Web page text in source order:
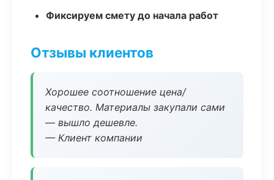
Фиксируем смету до начала работ
Отзывы клиентов
Хорошее соотношение цена/
качество. Материалы закупали сами
— вышло дешевле.
— Клиент компании